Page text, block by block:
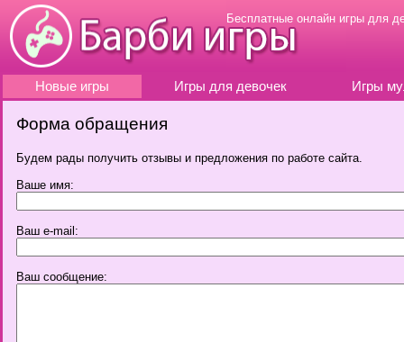
Бесплатные онлайн игры для
Новые игры Игры для девочек Игры
Форма обращения
Будем рады получить отзывы и предложения по работе сайта.
Ваше имя:
Ваш e-mail:
Ваш сообщение: